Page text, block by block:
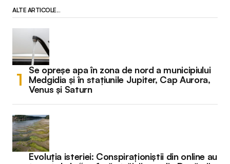
ALTE ARTICOLE...
Se opreșe apa în zona de nord a municipiului
Medgidia și în stațiunile Jupiter, Cap Aurora,
Venus și Saturn
Evoluția isteriei: Conspiraționiștii din online au